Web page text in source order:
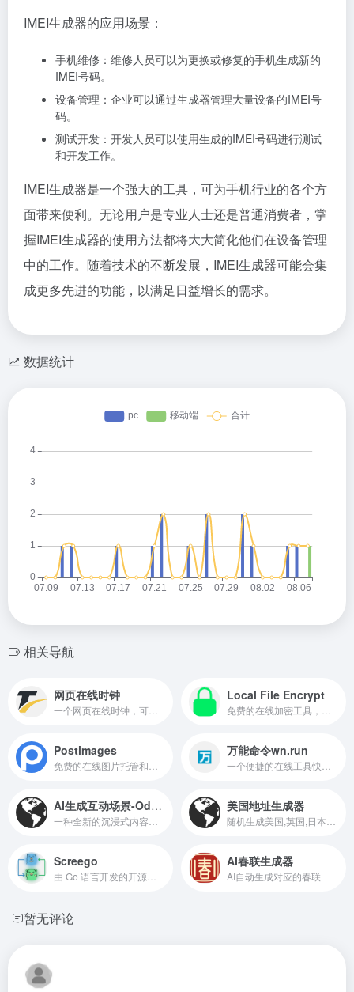
IMEI生成器的应用场景：
手机维修：维修人员可以为更换或修复的手机生成新的
IMEI号码。
设备管理：企业可以通过生成器管理大量设备的IMEI号
码。
测试开发：开发人员可以使用生成的IMEI号码进行测试
和开发工作。
IMEI生成器是一个强大的工具，可为手机行业的各个方
面带来便利。无论用户是专业人士还是普通消费者，掌
握IMEI生成器的使用方法都将大大简化他们在设备管理
中的工作。随着技术的不断发展，IMEI生成器可能会集
成更多先进的功能，以满足日益增长的需求。
数据统计
相关导航
网页在线时钟 Local File Encrypt
Postimages 万能命令wn.run
AI生成互动场景-Odyssey 美国地址生成器
Screego AI春联生成器
AI自动生成对应的春联
暂无评论